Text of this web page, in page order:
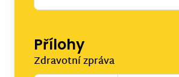
Přílohy
Zdravotní zpráva